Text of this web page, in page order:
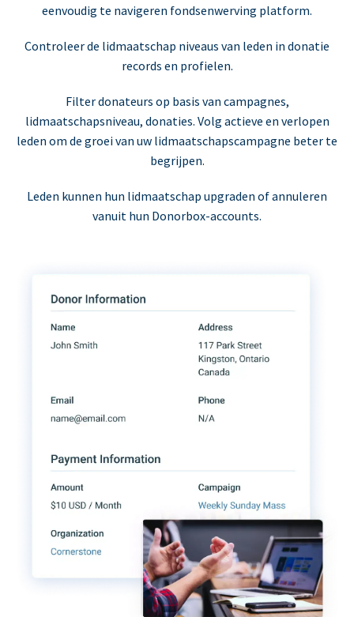
eenvoudig te navigeren fondsenwerving platform.
Controleer de lidmaatschap niveaus van leden in donatie
records en profielen.
Filter donateurs op basis van campagnes,
lidmaatschapsniveau, donaties. Volg actieve en verlopen
leden om de groei van uw lidmaatschapscampagne beter te
begrijpen.
Leden kunnen hun lidmaatschap upgraden of annuleren
vanuit hun Donorbox-accounts.